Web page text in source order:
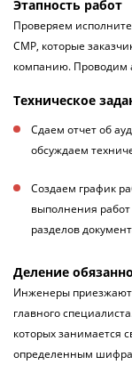
Этапность работ
Проверяем
СМР, которые
компанию. Проводим
Техническое
Сдаем отчет об
обсуждаем
Создаем график
выполнения
разделов
Деление
Инженеры приезжают
главного
которых занимается
определенным